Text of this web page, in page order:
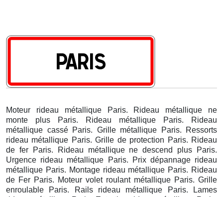
Moteur rideau métallique Paris. Rideau métallique ne
monte plus Paris. Rideau métallique Paris. Rideau
métallique cassé Paris. Grille métallique Paris. Ressorts
rideau métallique Paris. Grille de protection Paris. Rideau
de fer Paris. Rideau métallique ne descend plus Paris.
Urgence rideau métallique Paris. Prix dépannage rideau
métallique Paris. Montage rideau métallique Paris. Rideau
de Fer Paris. Moteur volet roulant métallique Paris. Grille
enroulable Paris. Rails rideau métallique Paris. Lames